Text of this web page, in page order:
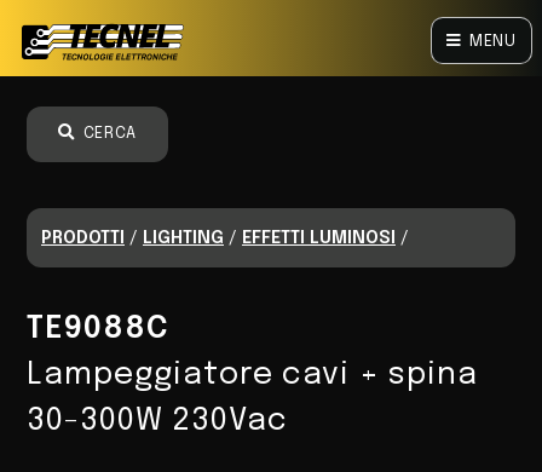
MENU
CERCA
PRODOTTI / LIGHTING / EFFETTI LUMINOSI /
TE9088C
Lampeggiatore cavi + spina
30-300W 230Vac